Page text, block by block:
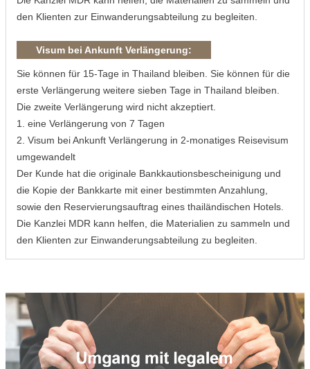
den Klienten zur Einwanderungsabteilung zu begleiten.
Visum bei Ankunft Verlängerung:
Sie können für 15-Tage in Thailand bleiben. Sie können für die
erste Verlängerung weitere sieben Tage in Thailand bleiben.
Die zweite Verlängerung wird nicht akzeptiert.
1. eine Verlängerung von 7 Tagen
2. Visum bei Ankunft Verlängerung in 2-monatiges Reisevisum
umgewandelt
Der Kunde hat die originale Bankkautionsbescheinigung und
die Kopie der Bankkarte mit einer bestimmten Anzahlung,
sowie den Reservierungsauftrag eines thailändischen Hotels.
Die Kanzlei MDR kann helfen, die Materialien zu sammeln und
den Klienten zur Einwanderungsabteilung zu begleiten.